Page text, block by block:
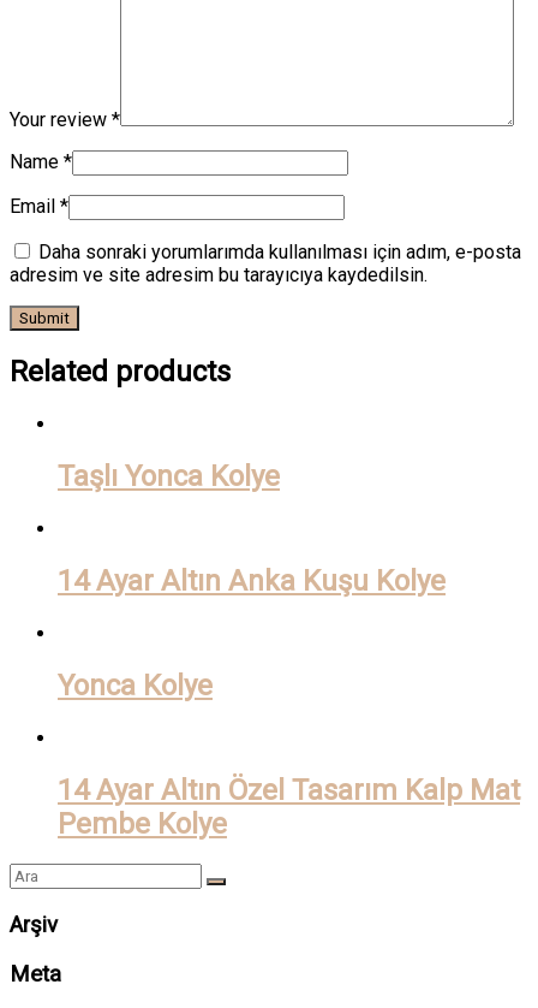
Your review *
Name *
Email *
Daha sonraki yorumlarımda kullanılması için adım, e-posta
adresim ve site adresim bu tarayıcıya kaydedilsin.
Related products
Taşlı Yonca Kolye
14 Ayar Altın Anka Kuşu Kolye
Yonca Kolye
14 Ayar Altın Özel Tasarım Kalp Mat
Pembe Kolye
Arşiv
Meta